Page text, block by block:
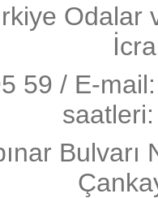
Odalar
59 / E-